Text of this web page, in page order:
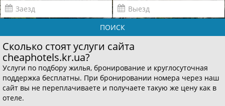
ПОИСК
Сколько стоят услуги сайта
cheaphotels.kr.ua?
Услуги по подбору жилья, бронирование и круглосуточная
поддержка бесплатны. При бронировании номера через наш
сайт вы не переплачиваете и получаете такую же цену как в
отеле.